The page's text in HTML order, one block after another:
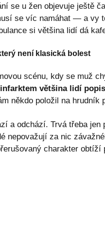
se u žen objevuje ještě
se víc namáhat — a vy
si většina lidí dá
není klasická bolest
scénu, kdy se muž
většina lidí
někdo položil na hrudník
a odchází. Trvá třeba
nepovažují za nic
charakter